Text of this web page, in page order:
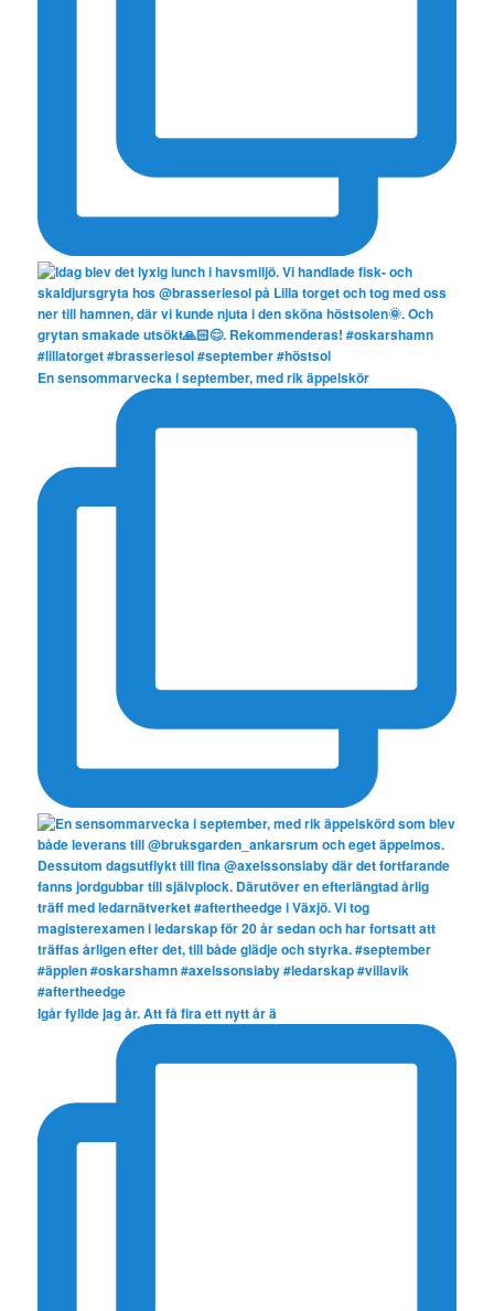
En sensommarvecka i september, med rik äppelskör
Igår fyllde jag år. Att få fira ett nytt år ä